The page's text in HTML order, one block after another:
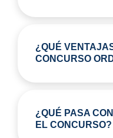
¿QUÉ
CONCURSO
¿QUÉ PASA
EL CONCURSO?